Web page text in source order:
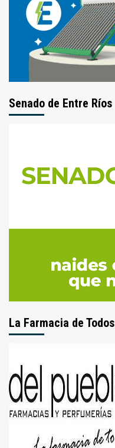
Senado de Entre Ríos
La Farmacia de Todos